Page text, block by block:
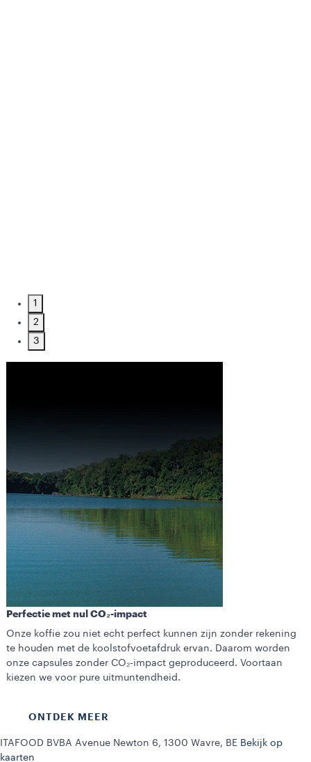
1
2
3
Perfectie met nul CO₂-impact
Onze koffie zou niet echt perfect kunnen zijn zonder rekening
te houden met de koolstofvoetafdruk ervan. Daarom worden
onze capsules zonder CO₂-impact geproduceerd. Voortaan
kiezen we voor pure uitmuntendheid.
ONTDEK MEER
ITAFOOD BVBA Avenue Newton 6, 1300 Wavre, BE Bekijk op
kaarten